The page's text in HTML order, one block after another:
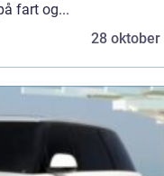
fart og...
28 oktober